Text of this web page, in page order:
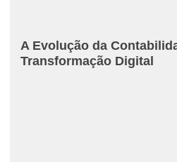
A Evolução da
Transformação Digital